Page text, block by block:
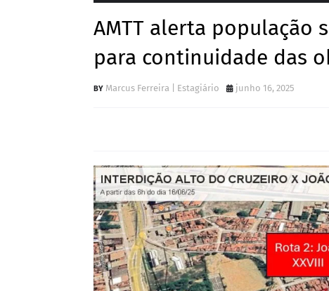
AMTT alerta população
para continuidade das
Marcus Ferreira | Estagiário junho 16, 2025